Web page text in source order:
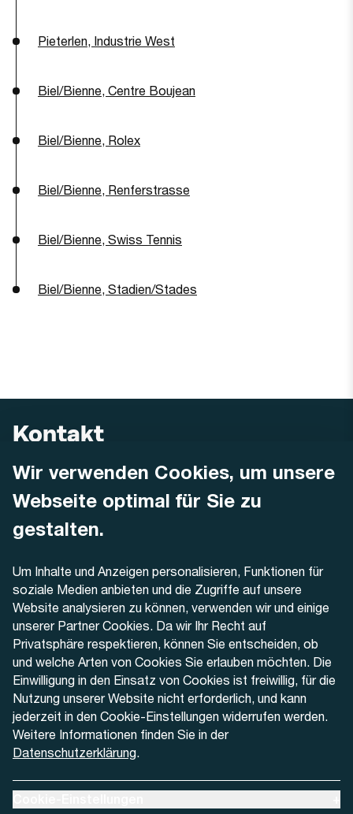
Wir verwenden Cookies, um unsere
Webseite optimal für Sie zu
gestalten.
Um Inhalte und Anzeigen personalisieren, Funktionen für
soziale Medien anbieten und die Zugriffe auf unsere
Website analysieren zu können, verwenden wir und einige
unserer Partner Cookies. Da wir Ihr Recht auf
Privatsphäre respektieren, können Sie entscheiden, ob
und welche Arten von Cookies Sie erlauben möchten. Die
Einwilligung in den Einsatz von Cookies ist freiwillig, für die
Nutzung unserer Website nicht erforderlich, und kann
jederzeit in den Cookie-Einstellungen widerrufen werden.
Weitere Informationen finden Sie in der
Datenschutzerklärung.
Pieterlen, Industrie West
Biel/Bienne, Centre Boujean
Biel/Bienne, Rolex
Biel/Bienne, Renferstrasse
Biel/Bienne, Swiss Tennis
Biel/Bienne, Stadien/Stades
Kontakt
AREMO
Dornacherstrasse 48
4500 Solothurn
+41 32 622 37 22
Kontaktformular
Aktuell
Medien